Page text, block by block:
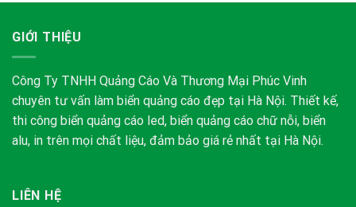
GIỚI THIỆU
Công Ty TNHH Quảng Cáo Và Thương Mại Phúc Vinh
chuyên tư vấn làm biển quảng cáo đẹp tại Hà Nội. Thiết kế,
thi công biển quảng cáo led, biển quảng cáo chữ nỗi, biển
alu, in trên mọi chất liệu, đảm bảo giá rẻ nhất tại Hà Nội.
LIÊN HỆ